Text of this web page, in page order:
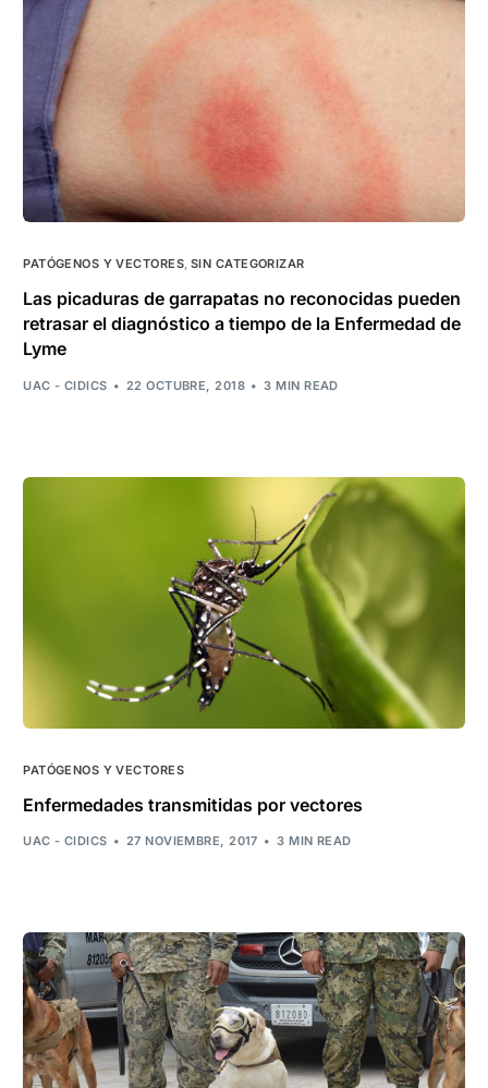
PATÓGENOS Y VECTORES,SIN CATEGORIZAR
Las picaduras de garrapatas no reconocidas pueden
retrasar el diagnóstico a tiempo de la Enfermedad de
Lyme
UAC - CIDICS 22 OCTUBRE, 2018 3 MIN READ
PATÓGENOS Y VECTORES
Enfermedades transmitidas por vectores
UAC - CIDICS 27 NOVIEMBRE, 2017 3 MIN READ